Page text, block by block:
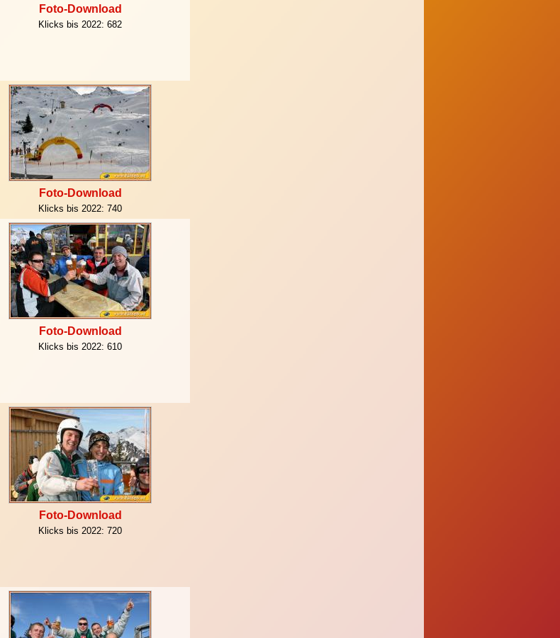
Foto-Download
Klicks bis 2022: 682
Foto-Download
Klicks bis 2022: 740
Foto-Download
Klicks bis 2022: 610
Foto-Download
Klicks bis 2022: 720